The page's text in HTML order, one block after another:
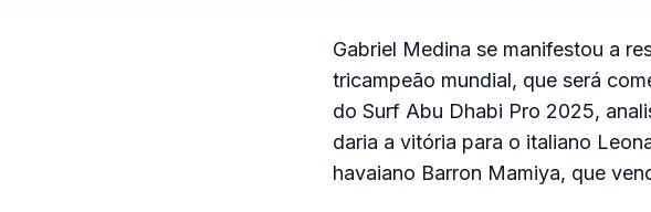
Gabriel Medina se manifestou a
tricampeão mundial, que será
do Surf Abu Dhabi Pro 2025,
daria a vitória para o italiano
havaiano Barron Mamiya, que